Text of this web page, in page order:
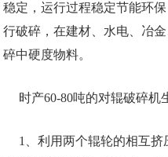
稳定，运行过程稳定节能环
行破碎，在建材、水电、冶
碎中硬度物料。
时产60-80吨的对辊破碎机
1、利用两个辊轮的相互挤